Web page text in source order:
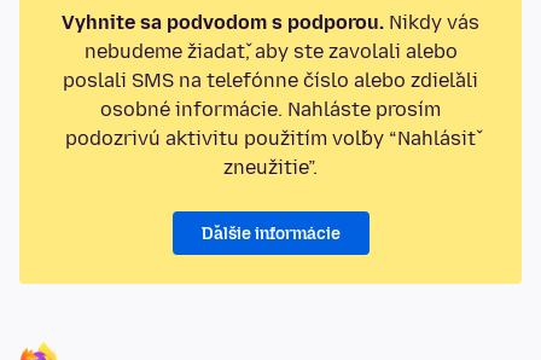
Vyhnite sa podvodom s podporou. Nikdy vás
nebudeme žiadať, aby ste zavolali alebo
poslali SMS na telefónne číslo alebo zdieľali
osobné informácie. Nahláste prosím
podozrivú aktivitu použitím voľby “Nahlásiť
zneužitie”.
Ďalšie informácie